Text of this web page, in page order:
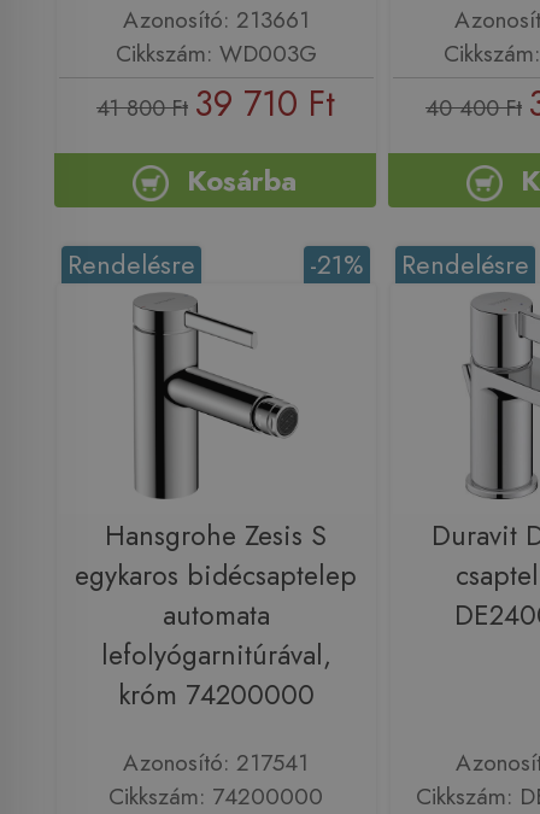
Azonosító: 213661
Cikkszám: WD003G
41 800 Ft 39 710 Ft
Kosárba
40 400 Ft
-21%
Rendelésre
Hansgrohe Zesis S
egykaros bidécsaptelep
automata
lefolyógarnitúrával,
króm 74200000
Azonosító: 217541
Cikkszám: 74200000
Rendelésre
Duravit
Cikkszám: